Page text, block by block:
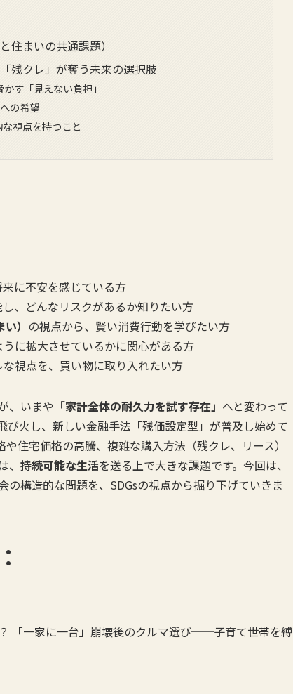
住まいの共通課題）
残クレ」が奪う未来の選択肢
す「見えない負担」
の希望
視点を持つこと
に不安を感じている方
、どんなリスクがあるか知りたい方
） の視点から、賢い消費行動を学びたい方
に拡大させているかに関心がある方
視点を、買い物に取り入れたい方
、いまや 「家計全体の耐久力を試す存在」 へと変わって
び火し、新しい金融手法「残価設定型」が普及し始めて
住宅価格の高騰、複雑な購入方法（残クレ、リース）
、持続可能な生活を送る上で大きな課題です。今回は、
構造的な問題を、SDGsの視点から掘り下げていきま
「一家に一台」崩壊後のクルマ選び──子育て世帯を縛